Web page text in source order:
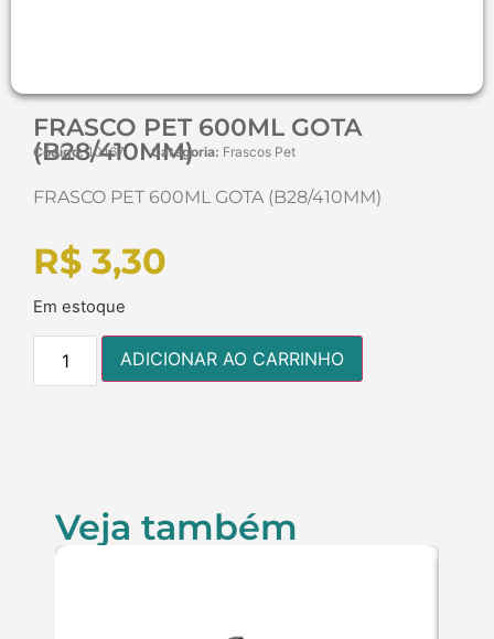
FRASCO PET 600ML GOTA
(B28/410MM)
Código:10167 Categoria: Frascos Pet
FRASCO PET 600ML GOTA (B28/410MM)
R$ 3,30
Em estoque
ADICIONAR AO CARRINHO
Veja também